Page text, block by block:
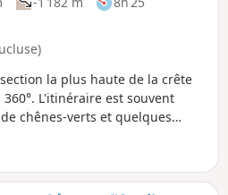
la plus haute de la crête
L'itinéraire est souvent
chênes-verts et quelques
des points de vue ouverts
nature, cette randonnée est
un peu important : mais